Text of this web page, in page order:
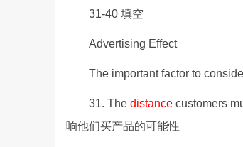
31-40 填空
Advertising Effect
The important factor to
31. The distance customers
响他们买产品的可能性